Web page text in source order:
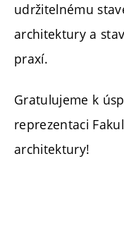
udržitelnému
architektury a
praxí.
Gratulujeme k
reprezentaci
architektury!